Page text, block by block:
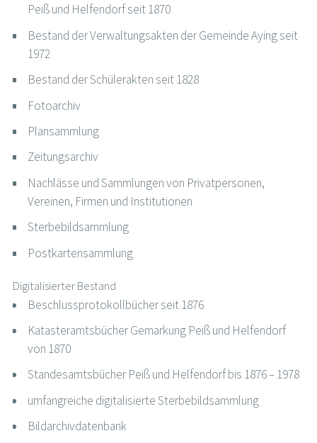
Peiß und Helfendorf seit 1870
Bestand der Verwaltungsakten der Gemeinde Aying seit
1972
Bestand der Schülerakten seit 1828
Fotoarchiv
Plansammlung
Zeitungsarchiv
Nachlässe und Sammlungen von Privatpersonen,
Vereinen, Firmen und Institutionen
Sterbebildsammlung
Postkartensammlung
Digitalisierter Bestand
Beschlussprotokollbücher seit 1876
Katasteramtsbücher Gemarkung Peiß und Helfendorf
von 1870
Standesamtsbücher Peiß und Helfendorf bis 1876 – 1978
umfangreiche digitalisierte Sterbebildsammlung
Bildarchivdatenbank